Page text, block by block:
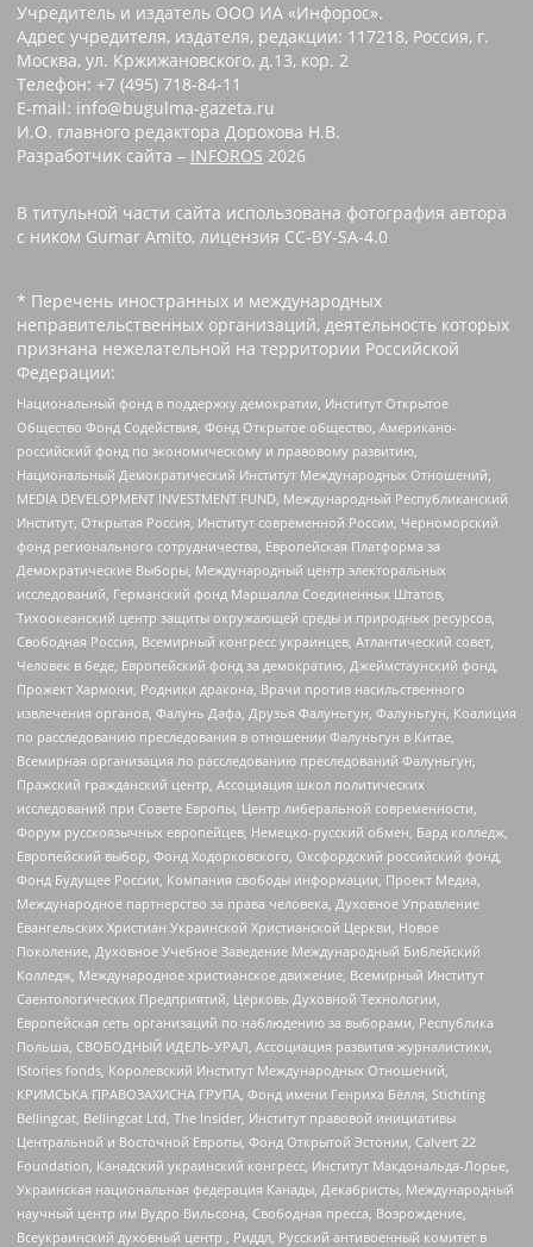
Учредитель и издатель ООО ИА «Инфорос».
Адрес учредителя, издателя, редакции: 117218, Россия, г.
Москва, ул. Кржижановского, д.13, кор. 2
Телефон: +7 (495) 718-84-11
E-mail: info@bugulma-gazeta.ru
И.О. главного редактора Дорохова Н.В.
Разработчик сайта – INFOROS 2026
В титульной части сайта использована фотография автора
с ником Gumar Amito, лицензия CC-BY-SA-4.0
* Перечень иностранных и международных
неправительственных организаций, деятельность которых
признана нежелательной на территории Российской
Федерации:
Национальный фонд в поддержку демократии, Институт Открытое
Общество Фонд Содействия, Фонд Открытое общество, Американо-
российский фонд по экономическому и правовому развитию,
Национальный Демократический Институт Международных Отношений,
MEDIA DEVELOPMENT INVESTMENT FUND, Международный Республиканский
Институт, Открытая Россия, Институт современной России, Черноморский
фонд регионального сотрудничества, Европейская Платформа за
Демократические Выборы, Международный центр электоральных
исследований, Германский фонд Маршалла Соединенных Штатов,
Тихоокеанский центр защиты окружающей среды и природных ресурсов,
Свободная Россия, Всемирный конгресс украинцев, Атлантический совет,
Человек в беде, Европейский фонд за демократию, Джеймстаунский фонд,
Прожект Хармони, Родники дракона, Врачи против насильственного
извлечения органов, Фалунь Дафа, Друзья Фалуньгун, Фалуньгун, Коалиция
по расследованию преследования в отношении Фалуньгун в Китае,
Всемирная организация по расследованию преследований Фалуньгун,
Пражский гражданский центр, Ассоциация школ политических
исследований при Совете Европы, Центр либеральной современности,
Форум русскоязычных европейцев, Немецко-русский обмен, Бард колледж,
Европейский выбор, Фонд Ходорковского, Оксфордский российский фонд,
Фонд Будущее России, Компания свободы информации, Проект Медиа,
Международное партнерство за права человека, Духовное Управление
Евангельских Христиан Украинской Христианской Церкви, Новое
Поколение, Духовное Учебное Заведение Международный Библейский
Колледж, Международное христианское движение, Всемирный Институт
Саентологических Предприятий, Церковь Духовной Технологии,
Европейская сеть организаций по наблюдению за выборами, Республика
Польша, СВОБОДНЫЙ ИДЕЛЬ-УРАЛ, Ассоциация развития журналистики,
IStories fonds, Королевский Институт Международных Отношений,
КРИМСЬКА ПРАВОЗАХИСНА ГРУПА, Фонд имени Генриха Бёлля, Stichting
Bellingcat, Bellingcat Ltd, The Insider, Институт правовой инициативы
Центральной и Восточной Европы, Фонд Открытой Эстонии, Calvert 22
Foundation, Канадский украинский конгресс, Институт Макдональда-Лорье,
Украинская национальная федерация Канады, Декабристы, Международный
научный центр им Вудро Вильсона, Свободная пресса, Возрождение,
Всеукраинский духовный центр , Риддл, Русский антивоенный комитет в